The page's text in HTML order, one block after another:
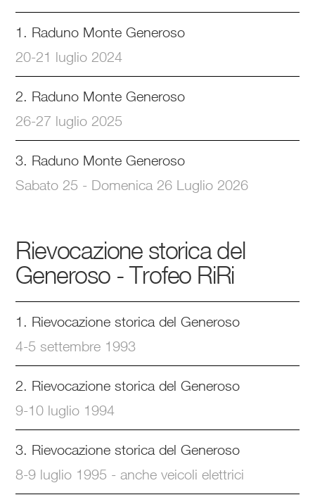
1. Raduno Monte Generoso
20-21 luglio 2024
2. Raduno Monte Generoso
26-27 luglio 2025
3. Raduno Monte Generoso
Sabato 25 - Domenica 26 Luglio 2026
Rievocazione storica del
Generoso - Trofeo RiRi
1. Rievocazione storica del Generoso
4-5 settembre 1993
2. Rievocazione storica del Generoso
9-10 luglio 1994
3. Rievocazione storica del Generoso
8-9 luglio 1995 - anche veicoli elettrici